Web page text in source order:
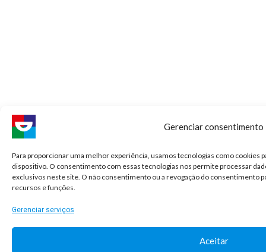
Gerenciar consentimento
Para proporcionar uma melhor experiência, usamos tecnologias como cookies
dispositivo. O consentimento com essas tecnologias nos permite processar
exclusivos neste site. O não consentimento ou a revogação do consentimento
recursos e funções.
Gerenciar serviços
Aceitar